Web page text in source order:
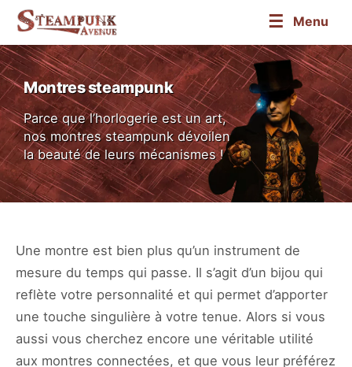
☰ Menu
Montres steampunk
Parce que l’horlogerie est un art,
nos montres steampunk dévoilent
la beauté de leurs mécanismes !
Une montre est bien plus qu’un instrument de
mesure du temps qui passe. Il s’agit d’un bijou qui
reflète votre personnalité et qui permet d’apporter
une touche singulière à votre tenue. Alors si vous
aussi vous cherchez encore une véritable utilité
aux montres connectées, et que vous leur préférez